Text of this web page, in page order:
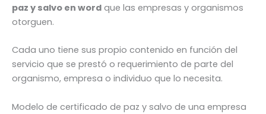
paz y salvo en word que las empresas y organismos
otorguen.
Cada uno tiene sus propio contenido en función del
servicio que se prestó o requerimiento de parte del
organismo, empresa o individuo que lo necesita.
Modelo de certificado de paz y salvo de una empresa